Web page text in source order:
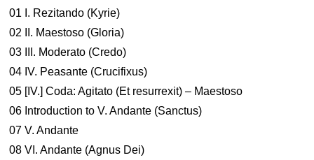
01 I. Rezitando (Kyrie)
02 II. Maestoso (Gloria)
03 III. Moderato (Credo)
04 IV. Peasante (Crucifixus)
05 [IV.] Coda: Agitato (Et resurrexit) – Maestoso
06 Introduction to V. Andante (Sanctus)
07 V. Andante
08 VI. Andante (Agnus Dei)